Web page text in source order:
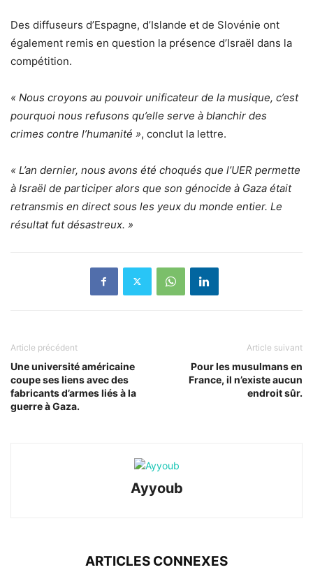
Des diffuseurs d’Espagne, d’Islande et de Slovénie ont
également remis en question la présence d’Israël dans la
compétition.
« Nous croyons au pouvoir unificateur de la musique, c’est
pourquoi nous refusons qu’elle serve à blanchir des
crimes contre l’humanité », conclut la lettre.
« L’an dernier, nous avons été choqués que l’UER permette
à Israël de participer alors que son génocide à Gaza était
retransmis en direct sous les yeux du monde entier. Le
résultat fut désastreux. »
Article précédent
Une université américaine
coupe ses liens avec des
fabricants d’armes liés à la
guerre à Gaza.
Article suivant
Pour les musulmans en
France, il n’existe aucun
endroit sûr.
Ayyoub
ARTICLES CONNEXES